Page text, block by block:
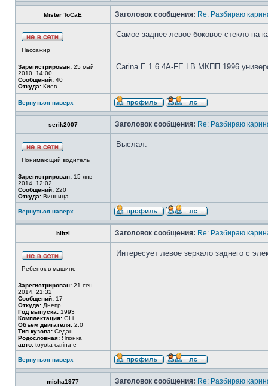
Mister ToCaE Заголовок сообщения: Re: Разбираю
Пассажир
Зарегистрирован: 25 май
2010, 14:00
Сообщений: 40
Откуда: Киев
Самое заднее левое боковое стекло на
Carina E 1.6 4A-FE LB МКПП 1996
Вернуться наверх
serik2007 Заголовок сообщения: Re: Разбираю
Понимающий водитель
Зарегистрирован: 15 янв
2014, 12:02
Сообщений: 220
Откуда: Винница
Выслал.
Вернуться наверх
blitzi Заголовок сообщения: Re: Разбираю
Ребенок в машине
Зарегистрирован: 21 сен
2014, 21:32
Сообщений: 17
Откуда: Днепр
Год выпуска: 1993
Комплектация: GLi
Объем двигателя: 2.0
Тип кузова: Седан
Родословная: Японка
авто: toyota carina e
Интересует левое зеркало заднего с
Вернуться наверх
misha1977 Заголовок сообщения: Re: Разбираю